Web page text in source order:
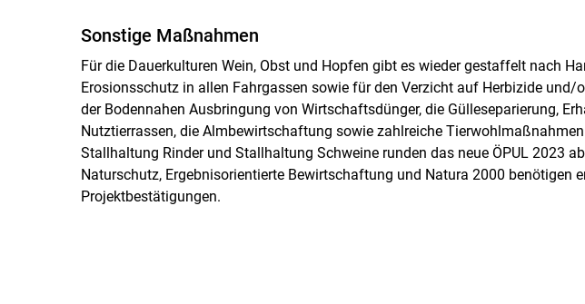
Sonstige Maßnahmen
Für die Dauerkulturen Wein, Obst und Hopfen gibt es wieder gestaffelt nach
Erosionsschutz in allen Fahrgassen sowie für den Verzicht auf Herbizide und/
der Bodennahen Ausbringung von Wirtschaftsdünger, die Gülleseparierung,
Nutztierrassen, die Almbewirtschaftung sowie zahlreiche Tierwohlmaßnahmen
Stallhaltung Rinder und Stallhaltung Schweine runden das neue ÖPUL 2023
Naturschutz, Ergebnisorientierte Bewirtschaftung und Natura 2000 benötigen
Projektbestätigungen.